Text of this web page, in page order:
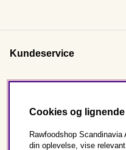
Kundeservice
Cookies og
Rawfoodshop
din oplevelse, vise